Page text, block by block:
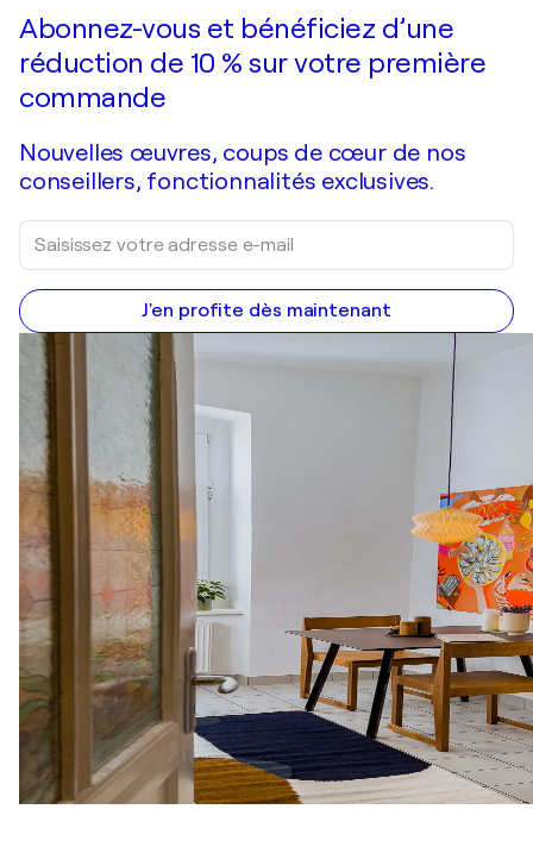
Abonnez-vous et bénéficiez d’une
réduction de 10 % sur votre première
commande
Nouvelles œuvres, coups de cœur de nos
conseillers, fonctionnalités exclusives.
J'en profite dès maintenant